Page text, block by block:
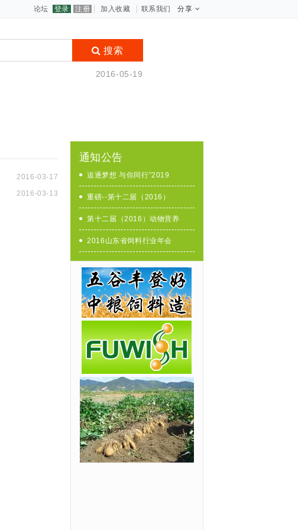
论坛 登录 注册 加入收藏 联系我们 分享
搜索
2016-05-19
2016-03-17
2016-03-13
通知公告
追逐梦想 与你同行”2019
重磅--第十二届（2016）
第十二届（2016）动物营养
2016山东省饲料行业年会